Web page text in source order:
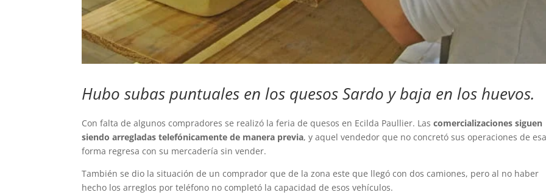
Hubo subas puntuales en los quesos Sardo y baja en los huevos.
Con falta de algunos compradores se realizó la feria de quesos en Ecilda Paullier. Lascomercializaciones siguen
siendo arregladas telefónicamente de manera previa, y aquel vendedor que no concretó sus operaciones de esa
forma regresa con su mercadería sin vender.
También se dio la situación de un comprador que de la zona este que llegó con dos camiones, pero al no haber
hecho los arreglos por teléfono no completó la capacidad de esos vehículos.